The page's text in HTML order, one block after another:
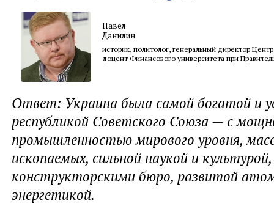
Павел
Данилин
историк, политолог, генеральный директор
доцент Финансового университета при
Ответ: Украина была самой богатой и
республикой Советского Союза — с
промышленностью мирового уровня,
ископаемых, сильной наукой и
конструкторскими бюро, развитой
энергетикой.